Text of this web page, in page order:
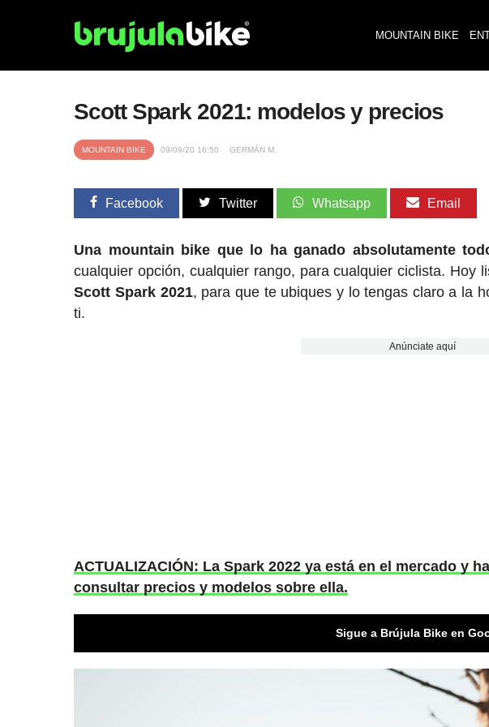
MOUNTAIN BIKE
Scott Spark 2021: modelos y precios
MOUNTAIN BIKE 09/09/20 16:50 GERMÁN M.
Facebook Twitter Whatsapp Email
Una mountain bike que lo ha ganado absolutamente
cualquier opción, cualquier rango, para cualquier ciclista. Hoy
Scott Spark 2021, para que te ubiques y lo tengas claro a la
ti.
Anúnciate aquí
ACTUALIZACIÓN: La Spark 2022 ya está en el mercado y
consultar precios y modelos sobre ella.
Sigue a Brújula Bike en